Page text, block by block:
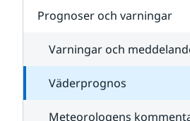
Prognoser och varningar
Varningar och
Väderprognos
Meteorologens